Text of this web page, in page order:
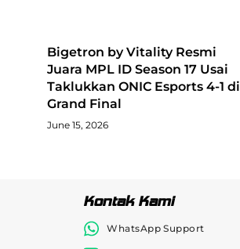
Bigetron by Vitality Resmi
Juara MPL ID Season 17 Usai
Taklukkan ONIC Esports 4-1 di
Grand Final
June 15, 2026
Kontak Kami
WhatsApp Support